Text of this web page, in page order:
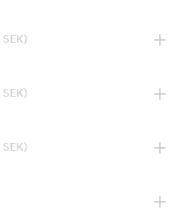
SEK)
SEK)
SEK)